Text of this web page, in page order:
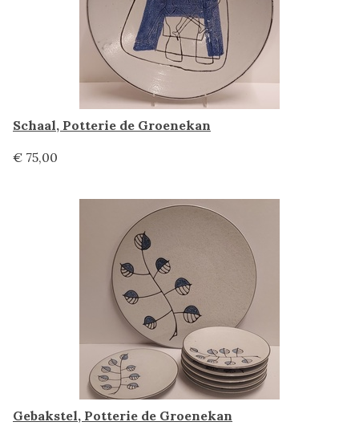
Schaal, Potterie de Groenekan
€ 75,00
Gebakstel, Potterie de Groenekan